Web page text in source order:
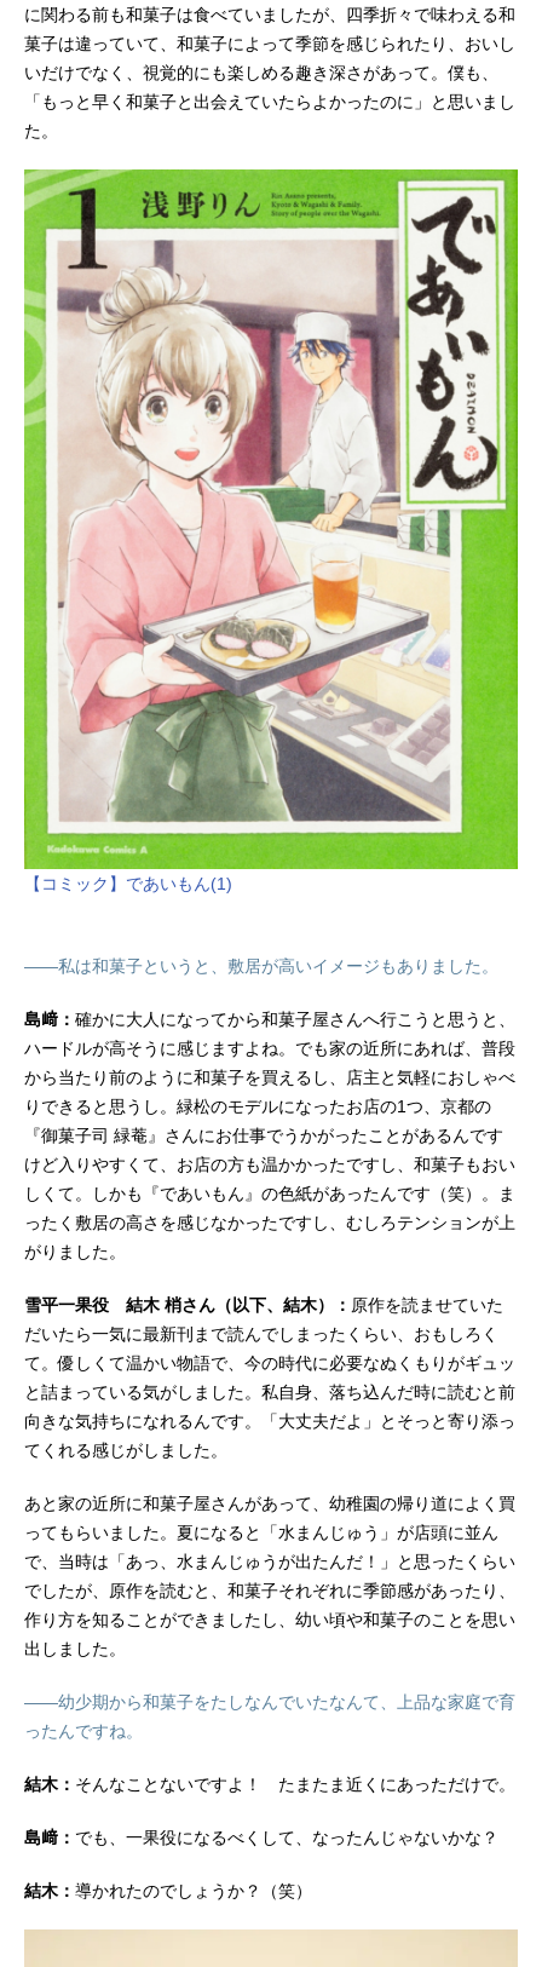
に関わる前も和菓子は食べていましたが、四季折々で味わえる和
菓子は違っていて、和菓子によって季節を感じられたり、おいし
いだけでなく、視覚的にも楽しめる趣き深さがあって。僕も、
「もっと早く和菓子と出会えていたらよかったのに」と思いまし
た。
【コミック】であいもん(1)
――私は和菓子というと、敷居が高いイメージもありました。
島﨑： 確かに大人になってから和菓子屋さんへ行こうと思うと、
ハードルが高そうに感じますよね。でも家の近所にあれば、普段
から当たり前のように和菓子を買えるし、店主と気軽におしゃべ
りできると思うし。緑松のモデルになったお店の1つ、京都の
『御菓子司 緑菴』さんにお仕事でうかがったことがあるんです
けど入りやすくて、お店の方も温かかったですし、和菓子もおい
しくて。しかも『であいもん』の色紙があったんです（笑）。ま
ったく敷居の高さを感じなかったですし、むしろテンションが上
がりました。
雪平一果役 結木 梢さん（以下、結木）： 原作を読ませていた
だいたら一気に最新刊まで読んでしまったくらい、おもしろく
て。優しくて温かい物語で、今の時代に必要なぬくもりがギュッ
と詰まっている気がしました。私自身、落ち込んだ時に読むと前
向きな気持ちになれるんです。「大丈夫だよ」とそっと寄り添っ
てくれる感じがしました。
あと家の近所に和菓子屋さんがあって、幼稚園の帰り道によく買
ってもらいました。夏になると「水まんじゅう」が店頭に並ん
で、当時は「あっ、水まんじゅうが出たんだ！」と思ったくらい
でしたが、原作を読むと、和菓子それぞれに季節感があったり、
作り方を知ることができましたし、幼い頃や和菓子のことを思い
出しました。
――幼少期から和菓子をたしなんでいたなんて、上品な家庭で育
ったんですね。
結木： そんなことないですよ！ たまたま近くにあっただけで。
島﨑： でも、一果役になるべくして、なったんじゃないかな？
結木： 導かれたのでしょうか？（笑）